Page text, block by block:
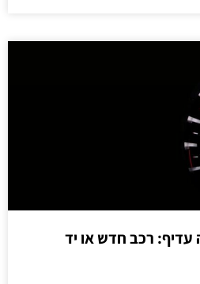
עדיף: רכב חדש או יד